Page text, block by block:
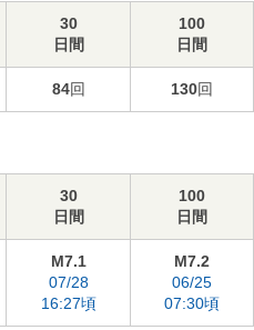
30
日間
100
日間
84回 130回
30
日間
100
日間
M7.1
07/28
16:27頃
M7.2
06/25
07:30頃